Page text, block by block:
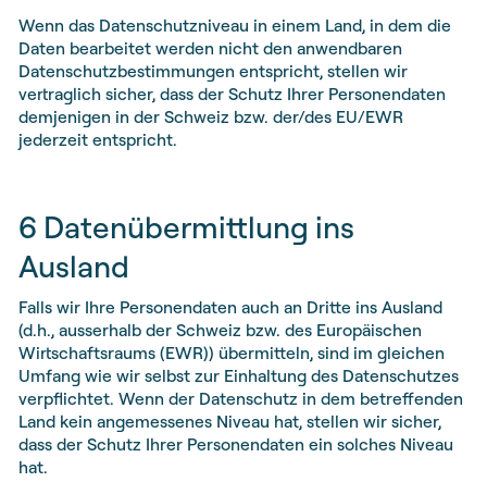
Wenn das Datenschutzniveau in einem Land, in dem die
Daten bearbeitet werden nicht den anwendbaren
Datenschutzbestimmungen entspricht, stellen wir
vertraglich sicher, dass der Schutz Ihrer Personendaten
demjenigen in der Schweiz bzw. der/des EU/EWR
jederzeit entspricht.
6 Datenübermittlung ins
Ausland
Falls wir Ihre Personendaten auch an Dritte ins Ausland
(d.h., ausserhalb der Schweiz bzw. des Europäischen
Wirtschaftsraums (EWR)) übermitteln, sind im gleichen
Umfang wie wir selbst zur Einhaltung des Datenschutzes
verpflichtet. Wenn der Datenschutz in dem betreffenden
Land kein angemessenes Niveau hat, stellen wir sicher,
dass der Schutz Ihrer Personendaten ein solches Niveau
hat.